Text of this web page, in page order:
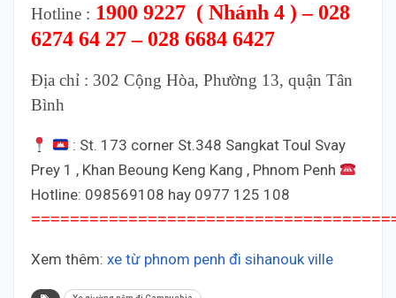
Hotline : 1900 9227 ( Nhánh 4 ) – 028
6274 64 27 – 028 6684 6427
Địa chỉ : 302 Cộng Hòa, Phường 13, quận Tân
Bình
: St. 173 corner St.348 Sangkat Toul Svay
Prey 1 , Khan Beoung Keng Kang , Phnom Penh
Hotline: 098569108 hay 0977 125 108
Xem thêm: xe từ phnom penh đi sihanouk ville